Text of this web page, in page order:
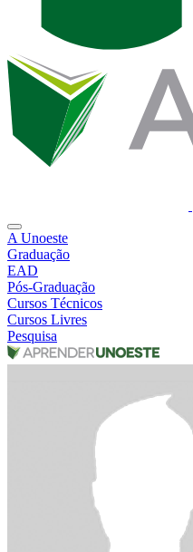
A Unoeste
Graduação
EAD
Pós-Graduação
Cursos Técnicos
Cursos Livres
Pesquisa